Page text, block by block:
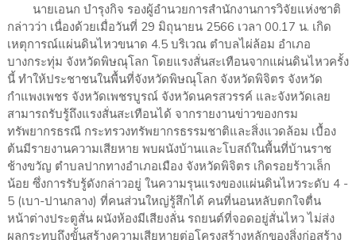
นายเอนก บำรุงกิจ รองผู้อำนวยการสำนักงานการวิจัยแห่งชาติ
กล่าวว่า เนื่องด้วยเมื่อวันที่ 29 มิถุนายน 2566 เวลา 00.17 น. เกิด
เหตุการณ์แผ่นดินไหวขนาด 4.5 บริเวณ ตำบลไผ่ล้อม อำเภอ
บางกระทุ่ม จังหวัดพิษณุโลก โดยแรงสั่นสะเทือนจากแผ่นดินไหวครั้ง
นี้ ทำให้ประชาชนในพื้นที่จังหวัดพิษณุโลก จังหวัดพิจิตร จังหวัด
กำแพงเพชร จังหวัดเพชรบูรณ์ จังหวัดนครสวรรค์ และจังหวัดเลย
สามารถรับรู้ถึงแรงสั่นสะเทือนได้ จากรายงานข่าวของกรม
ทรัพยากรธรณี กระทรวงทรัพยากรธรรมชาติและสิ่งแวดล้อม เบื้อง
ต้นมีรายงานความเสียหาย พบผนังบ้านและโบสถ์ในพื้นที่บ้านราช
ช้างขวัญ ตำบลปากทางอำเภอเมือง จังหวัดพิจิตร เกิดรอยร้าวเล็ก
น้อย ซึ่งการรับรู้ดังกล่าวอยู่ ในความรุนแรงของแผ่นดินไหวระดับ 4 -
5 (เบา-ปานกลาง) ที่คนส่วนใหญ่รู้สึกได้ คนที่นอนหลับตกใจตื่น
หน้าต่างประตูสั่น ผนังห้องมีเสียงลั่น รถยนต์ที่จอดอยู่สั่นไหว ไม่ส่ง
ผลกระทบถึงขั้นสร้างความเสียหายต่อโครงสร้างหลักของสิ่งก่อสร้าง